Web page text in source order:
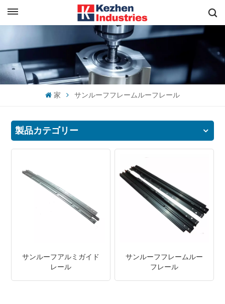
English
español
한국의
すぐに見積もりを取得
家 サンルーフフレームルーフレール
製品カテゴリー
サンルーフアルミガイド
レール
サンルーフフレームルー
フレール